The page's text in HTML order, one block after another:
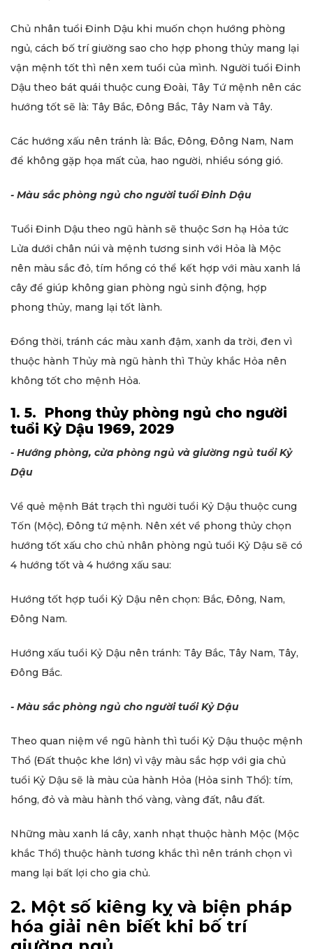
Chủ nhân tuổi Đinh Dậu khi muốn chọn hướng phòng
ngủ, cách bố trí giường sao cho hợp phong thủy mang lại
vận mệnh tốt thì nên xem tuổi của mình. Người tuổi Đinh
Dậu theo bát quái thuộc cung Đoài, Tây Tứ mệnh nên các
hướng tốt sẽ là: Tây Bắc, Đông Bắc, Tây Nam và Tây.
Các hướng xấu nên tránh là: Bắc, Đông, Đông Nam, Nam
để không gặp họa mất của, hao người, nhiều sóng gió.
- Màu sắc phòng ngủ cho người tuổi Đinh Dậu
Tuổi Đinh Dậu theo ngũ hành sẽ thuộc Sơn hạ Hỏa tức
Lửa dưới chân núi và mệnh tương sinh với Hỏa là Mộc
nên màu sắc đỏ, tím hồng có thể kết hợp với màu xanh lá
cây để giúp không gian phòng ngủ sinh động, hợp
phong thủy, mang lại tốt lành.
Đồng thời, tránh các màu xanh đậm, xanh da trời, đen vì
thuộc hành Thủy mà ngũ hành thì Thủy khắc Hỏa nên
không tốt cho mệnh Hỏa.
1. 5. Phong thủy phòng ngủ cho người
tuổi Kỷ Dậu 1969, 2029
- Hướng phòng, cửa phòng ngủ và giường ngủ tuổi Kỷ
Dậu
Về quẻ mệnh Bát trạch thì người tuổi Kỷ Dậu thuộc cung
Tốn (Mộc), Đông tứ mệnh. Nên xét về phong thủy chọn
hướng tốt xấu cho chủ nhân phòng ngủ tuổi Kỷ Dậu sẽ có
4 hướng tốt và 4 hướng xấu sau:
Hướng tốt hợp tuổi Kỷ Dậu nên chọn: Bắc, Đông, Nam,
Đông Nam.
Hướng xấu tuổi Kỷ Dậu nên tránh: Tây Bắc, Tây Nam, Tây,
Đông Bắc.
- Màu sắc phòng ngủ cho người tuổi Kỷ Dậu
Theo quan niệm về ngũ hành thì tuổi Kỷ Dậu thuộc mệnh
Thổ (Đất thuộc khe lớn) vì vậy màu sắc hợp với gia chủ
tuổi Kỷ Dậu sẽ là màu của hành Hỏa (Hỏa sinh Thổ): tím,
hồng, đỏ và màu hành thổ vàng, vàng đất, nâu đất.
Những màu xanh lá cây, xanh nhạt thuộc hành Mộc (Mộc
khắc Thổ) thuộc hành tương khắc thì nên tránh chọn vì
mang lại bất lợi cho gia chủ.
2. Một số kiêng kỵ và biện pháp
hóa giải nên biết khi bố trí